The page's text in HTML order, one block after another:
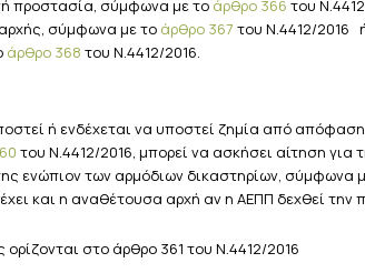
προστασία, σύμφωνα με το άρθρο 366 του
σύμφωνα με το άρθρο 367 του Ν.4412/2016
άρθρο 368 του Ν.4412/2016.
ή ενδέχεται να υποστεί ζημία από
του Ν.4412/2016, μπορεί να ασκήσει αίτηση για
ενώπιον των αρμόδιων δικαστηρίων, σύμφωνα
και η αναθέτουσα αρχή αν η ΑΕΠΠ δεχθεί την
στο άρθρο 361 του Ν.4412/2016